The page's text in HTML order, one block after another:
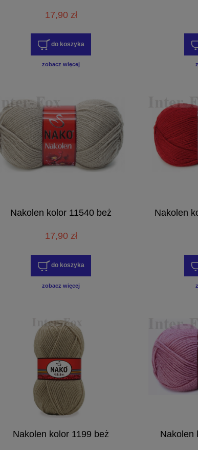
17,90 zł
do koszyka
zobacz więcej
Nakolen kolor 11540 beż
17,90 zł
do koszyka
zobacz więcej
Nakolen
Nakolen kolor 1199 beż Nakolen